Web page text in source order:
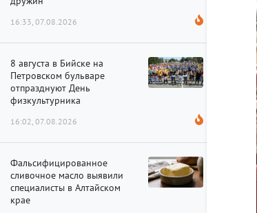
16:33, 07.08.2026
8 августа в Бийске на
Петровском бульваре
отпразднуют День
физкультурника
16:02, 07.08.2026
Фальсифицированное
сливочное масло выявили
специалисты в Алтайском
крае